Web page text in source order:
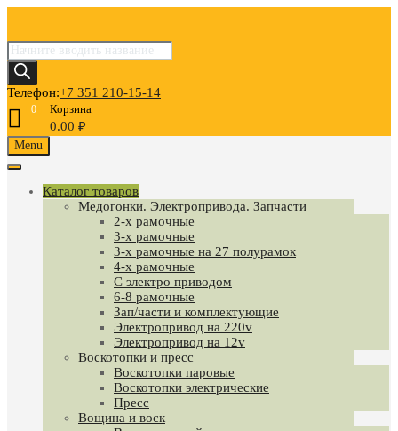
Поиск
товаров
Телефон:+7 351 210-15-14
Корзина
0.00 ₽
0
Skip
to
content
Menu
Каталог товаров
Медогонки. Электропривода. Запчасти
2-х рамочные
3-х рамочные
3-х рамочные на 27 полурамок
4-х рамочные
С электро приводом
6-8 рамочные
Зап/части и комплектующие
Электропривод на 220v
Электропривод на 12v
Воскотопки и пресс
Воскотопки паровые
Воскотопки электрические
Пресс
Вощина и воск